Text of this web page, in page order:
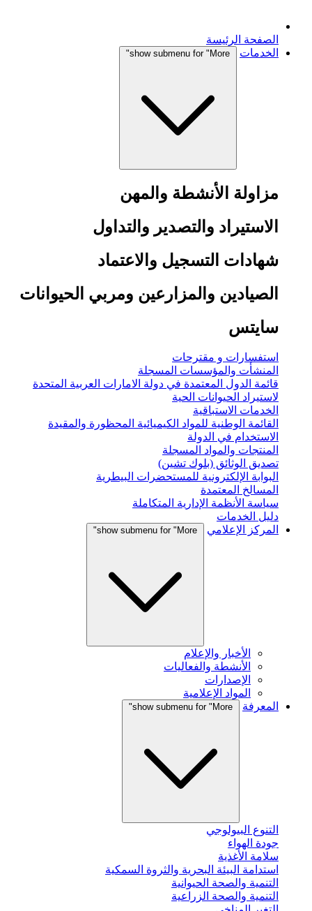
الصفحة الرئيسة
الخدمات
show submenu for "More"
مزاولة الأنشطة والمهن
الاستيراد والتصدير والتداول
شهادات التسجيل والاعتماد
الصيادين والمزارعين ومربي الحيوانات
سايتس
استفسارات و مقترحات
المنشأت والمؤسسات المسجلة
قائمة الدول المعتمدة في دولة الامارات العربية المتحدة
لاستيراد الحيوانات الحية
الخدمات الاستباقية
القائمة الوطنية للمواد الكيميائية المحظورة والمقيدة
الاستخدام في الدولة
المنتجات والمواد المسجلة
تصديق الوثائق (بلوك تشين)
البوابة الإلكترونية للمستحضرات البيطرية
المسالخ المعتمدة
سياسة الأنظمة الإدارية المتكاملة
دليل الخدمات
المركز الإعلامي
show submenu for "More"
الأخبار والإعلام
الأنشطة والفعاليات
الإصدارات
المواد الإعلامية
المعرفة
show submenu for "More"
التنوع البيولوجي
جودة الهواء
سلامة الأغذية
استدامة البيئة البحرية والثروة السمكية
التنمية والصحة الحيوانية
التنمية والصحة الزراعية